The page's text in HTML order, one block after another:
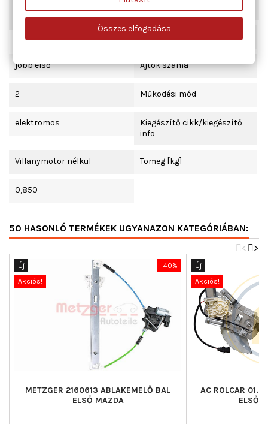
Kombinált kapcsoló
funkció
komfort funkcióval
Beépítési oldal
jobb első Ajtók száma
2 Működési mód
elektromos
Kiegészítő cikk/kiegészítő
info
Villanymotor nélkül Tömeg [kg]
0,850
50 HASONLÓ TERMÉKEK UGYANAZON KATEGÓRIÁBAN:
>
<
-40%
Új
Akciós!
METZGER 2160613 ABLAKEMELŐ BAL
ELSŐ MAZDA
Új
Akciós!
AC ROLCAR
ELSŐ
Összes elfogadása